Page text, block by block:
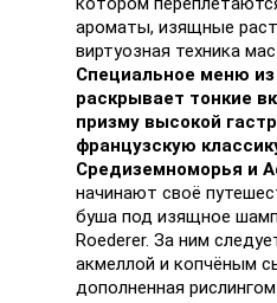
ароматы, изящные
виртуозная техника
Специальное меню
раскрывает тонкие
призму высокой
французскую
Средиземноморья и
начинают своё
буша под изящное
Roederer. За ним
акмеллой и копчёным
дополненная